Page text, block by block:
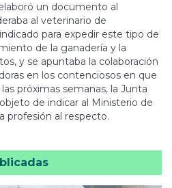
un documento al
al veterinario de
para expedir este tipo de
de la ganadería y la
y se apuntaba la colaboración
en los contenciosos en que
próximas semanas, la Junta
de indicar al Ministerio de
profesión al respecto.